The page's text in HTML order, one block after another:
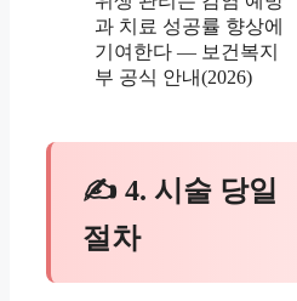
과 치료 성공률 향상에
기여한다 — 보건복지
부 공식 안내(2026)
✍ 4. 시술 당일
절차